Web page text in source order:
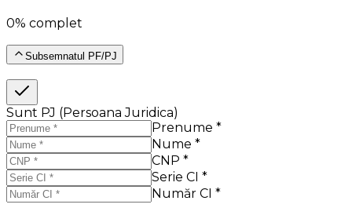
0% complet
Subsemnatul PF/PJ
Sunt PJ (Persoana Juridica)
Prenume *
Nume *
CNP *
Serie CI *
Număr CI *